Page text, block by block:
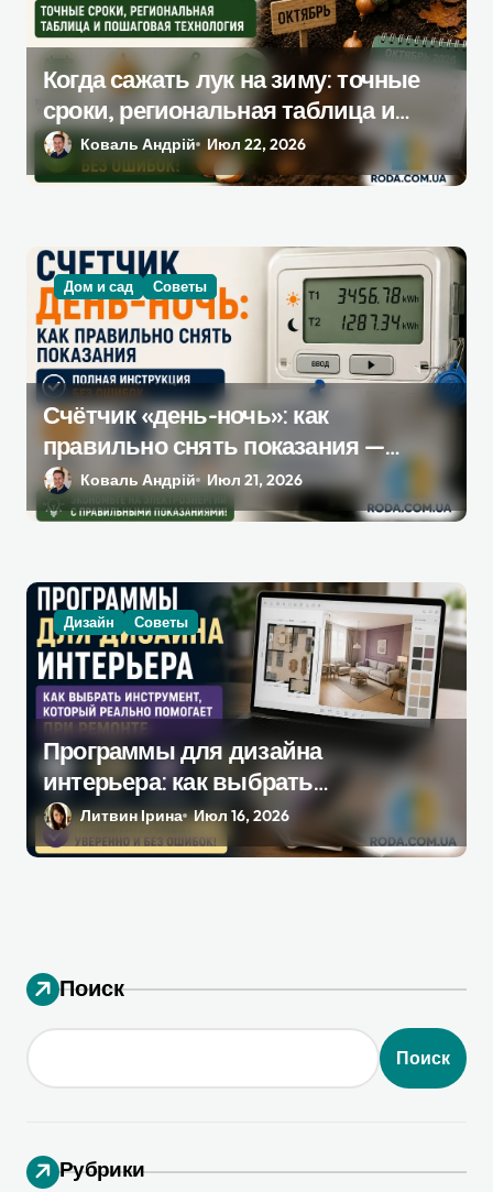
и
м
Когда сажать лук на зиму: точные
сроки, региональная таблица и
пошаговая инструкция
Коваль Андрій Июл 22, 2026
Дом и сад Советы
Счётчик «день-ночь»: как
правильно снять показания —
полная инструкция без ошибок
Коваль Андрій Июл 21, 2026
Дизайн Советы
Программы для дизайна
интерьера: как выбрать
инструмент, который
действительно поможет при
Литвин Ірина Июл 16, 2026
Поиск
Поиск
Рубрики